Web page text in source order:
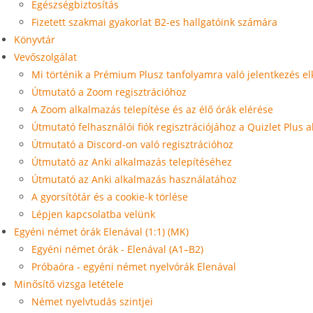
Egészségbiztosítás
Fizetett szakmai gyakorlat B2-es hallgatóink számára
Könyvtár
Vevőszolgálat
Mi történik a Prémium Plusz tanfolyamra való jelentkezés
Útmutató a Zoom regisztrációhoz
A Zoom alkalmazás telepítése és az élő órák elérése
Útmutató felhasználói fiók regisztrációjához a Quizlet Plus
Útmutató a Discord-on való regisztrációhoz
Útmutató az Anki alkalmazás telepítéséhez
Útmutató az Anki alkalmazás használatához
A gyorsítótár és a cookie-k törlése
Lépjen kapcsolatba velünk
Egyéni német órák Elenával (1:1) (MK)
Egyéni német órák - Elenával (A1–B2)
Próbaóra - egyéni német nyelvórák Elenával
Minősítő vizsga letétele
Német nyelvtudás szintjei